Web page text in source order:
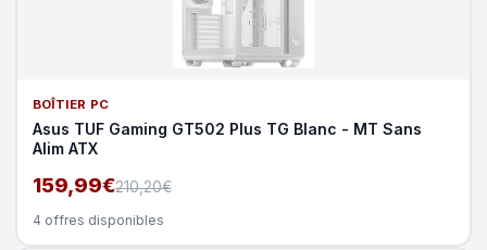
BOÎTIER PC
Asus TUF Gaming GT502 Plus TG Blanc - MT Sans
Alim ATX
159,99€210,20€
4 offres disponibles